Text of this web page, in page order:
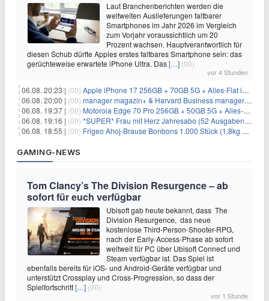
Laut Branchenberichten werden die
weltweiten Auslieferungen faltbarer
Smartphones im Jahr 2026 im Vergleich
zum Vorjahr voraussichtlich um 20
Prozent wachsen. Hauptverantwortlich für
diesen Schub dürfte Apples erstes faltbares Smartphone sein: das
gerüchteweise erwartete iPhone Ultra. Das[…] (00)
vor 4 Stunden
06.08. 20:23 | (00) Apple iPhone 17 256GB + 70GB 5G + Alles-Flat im Vodafone-Netz für 34,99€/Monat – eff. 4,65€/Monat
06.08. 20:00 | (00) manager magazin+ & Harvard Business manager+ Digital-Kombi-Abo 1 Monat kostenlos
06.08. 19:37 | (00) Motorola Edge 70 Pro 256GB + 50GB 5G + Alles-Flat im Vodafone-Netz für 19,99€/Monat – eff. 0,61€/Monat
06.08. 19:16 | (00) *SUPER* Frau mit Herz Jahresabo (52 Ausgaben) für 161,40€ + bis zu 150€ Prämie
06.08. 18:55 | (00) Frigeo Ahoj-Brause Bonbons 1.000 Stück (1,8kg Eimer) für 6,29€
GAMING-NEWS
Tom Clancy’s The Division Resurgence – ab
sofort für euch verfügbar
Ubisoft gab heute bekannt, dass The
Division Resurgence, das neue
kostenlose Third-Person-Shooter-RPG,
nach der Early-Access-Phase ab sofort
weltweit für PC über Ubisoft Connect und
Steam verfügbar ist. Das Spiel ist
ebenfalls bereits für iOS- und Android-Geräte verfügbar und
unterstützt Crossplay und Cross-Progression, so dass der
Spielfortschritt[…] (00)
vor 1 Stunde